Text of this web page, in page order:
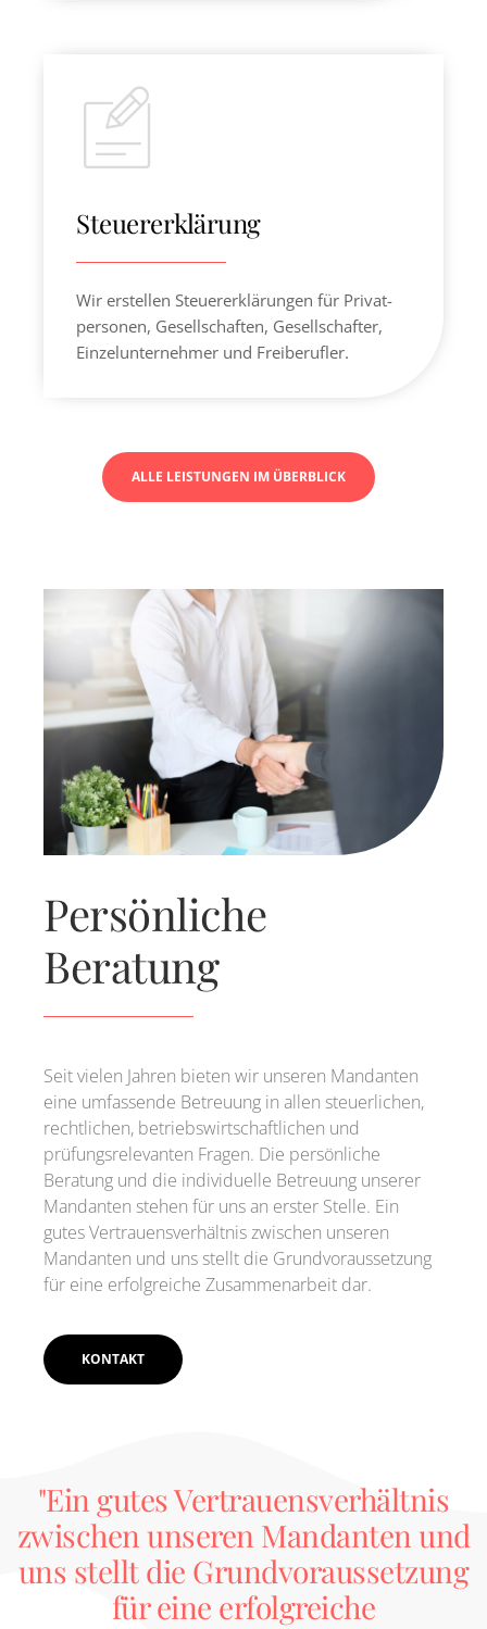
Steuererklärung
Wir erstellen Steuererklärungen für Privat­
personen, Gesellschaften, Gesellschafter,
Einzelunternehmer und Freiberufler.
ALLE LEISTUNGEN IM ÜBERBLICK
Persönliche
Beratung
Seit vielen Jahren bieten wir unseren Mandanten
eine umfassende Betreuung in allen steuerlichen,
rechtlichen, betriebswirtschaftlichen und
prüfungsrelevanten Fragen. Die persönliche
Beratung und die individuelle Betreuung unserer
Mandanten stehen für uns an erster Stelle. Ein
gutes Vertrauensverhältnis zwischen unseren
Mandanten und uns stellt die Grundvoraussetzung
für eine erfolgreiche Zusammenarbeit dar.
KONTAKT
"Ein gutes Vertrauensverhältnis
zwischen unseren Mandanten und
uns stellt die Grundvoraussetzung
für eine erfolgreiche